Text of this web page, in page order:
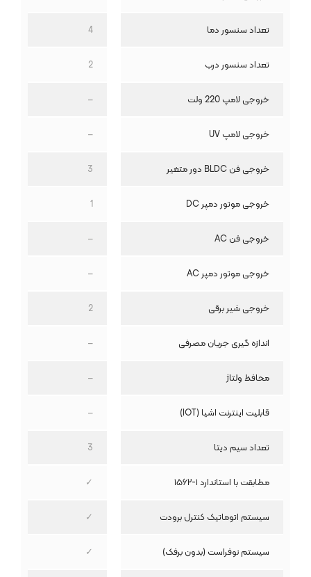
تعداد سنسور دما 4
تعداد سنسور درب 2
خروجی لامپ 220 ولت –
خروجی لامپ UV –
خروجی فن BLDC دور متغیر 3
خروجی موتور دمپر DC 1
خروجی فن AC –
خروجی موتور دمپر AC –
خروجی شیر برقی 2
اندازه گیری جریان مصرفی –
محافظ ولتاژ –
قابلیت اینترنت اشیا (IOT) –
تعداد سیم دیتا 3
مطابقت با استاندارد ۱-۱۵۶۲ ✓
سیستم اتوماتیک کنترل برودت ✓
سیستم نوفراست (بدون برفک) ✓